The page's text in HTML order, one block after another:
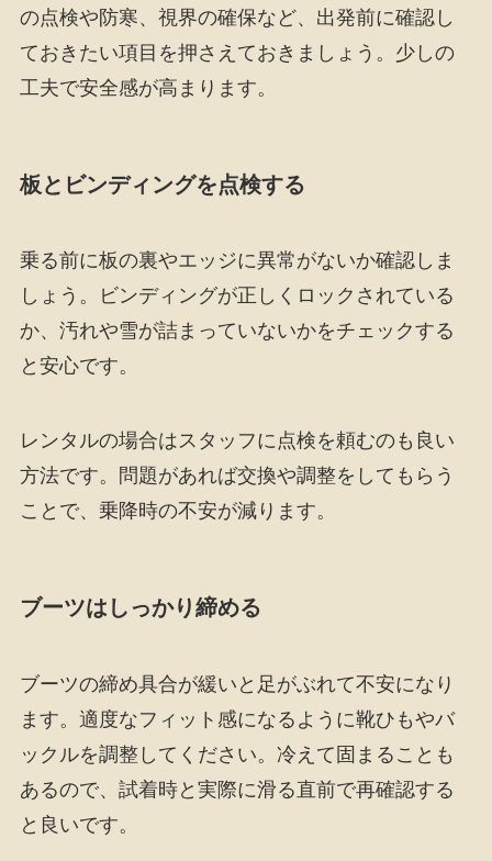
の点検や防寒、視界の確保など、出発前に確認し
ておきたい項目を押さえておきましょう。少しの
工夫で安全感が高まります。
板とビンディングを点検する
乗る前に板の裏やエッジに異常がないか確認しま
しょう。ビンディングが正しくロックされている
か、汚れや雪が詰まっていないかをチェックする
と安心です。
レンタルの場合はスタッフに点検を頼むのも良い
方法です。問題があれば交換や調整をしてもらう
ことで、乗降時の不安が減ります。
ブーツはしっかり締める
ブーツの締め具合が緩いと足がぶれて不安になり
ます。適度なフィット感になるように靴ひもやバ
ックルを調整してください。冷えて固まることも
あるので、試着時と実際に滑る直前で再確認する
と良いです。